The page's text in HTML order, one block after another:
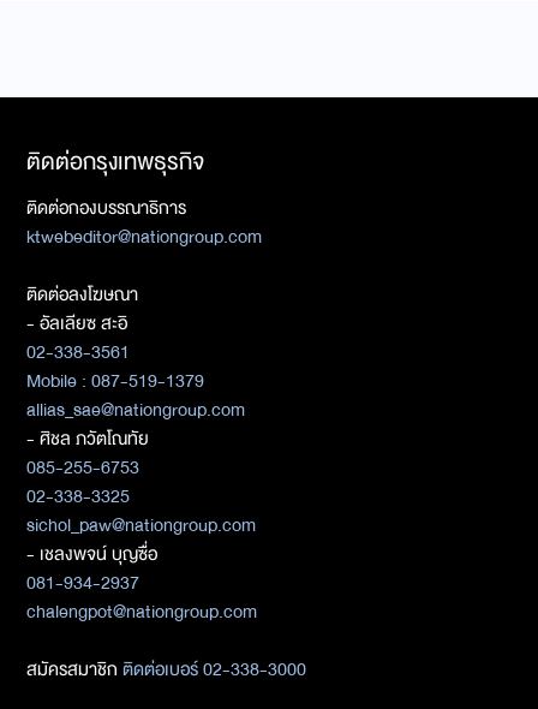
ติดต่อกรุงเทพธุรกิจ
ติดต่อกองบรรณาธิการ
ktwebeditor@nationgroup.com
ติดต่อลงโฆษณา
- อัลเลียซ สะอิ
02-338-3561
Mobile : 087-519-1379
allias_sae@nationgroup.com
- ศิชล ภวัตโณทัย
085-255-6753
02-338-3325
sichol_paw@nationgroup.com
- เชลงพจน์ บุญซื่อ
081-934-2937
chalengpot@nationgroup.com
สมัครสมาชิกติดต่อเบอร์ 02-338-3000